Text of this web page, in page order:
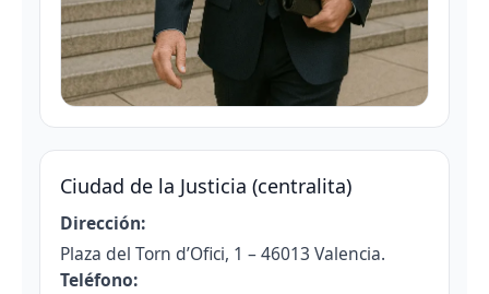
Ciudad de la Justicia (centralita)
Dirección:
Plaza del Torn d’Ofici, 1 – 46013 Valencia.
Teléfono: